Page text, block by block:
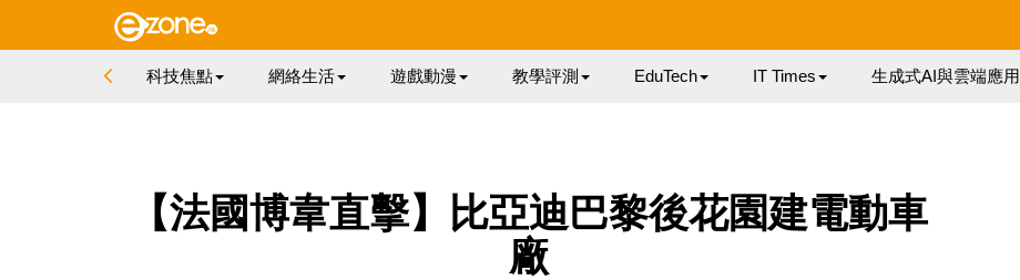
科技焦點 網絡生活 遊戲動漫 教學評測 EduTech IT Times 生成式AI與雲端應用
【法國博韋直擊】比亞迪巴黎後花園建電動車
廠